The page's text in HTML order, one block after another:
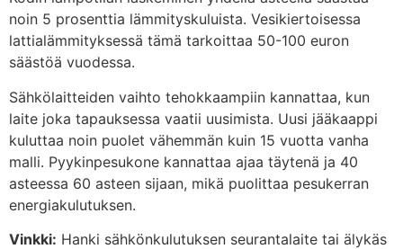
noin 5 prosenttia lämmityskuluista. Vesikiertoisessa
lattialämmityksessä tämä tarkoittaa 50-100 euron
säästöä vuodessa.
Sähkölaitteiden vaihto tehokkaampiin kannattaa, kun
laite joka tapauksessa vaatii uusimista. Uusi jääkaappi
kuluttaa noin puolet vähemmän kuin 15 vuotta vanha
malli. Pyykinpesukone kannattaa ajaa täytenä ja 40
asteessa 60 asteen sijaan, mikä puolittaa pesukerran
energiakulutuksen.
Vinkki: Hanki sähkönkulutuksen seurantalaite tai älykäs